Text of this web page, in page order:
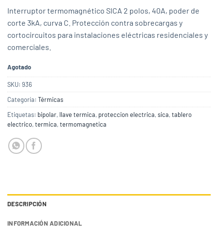
Interruptor termomagnético SICA 2 polos, 40A, poder de
corte 3kA, curva C. Protección contra sobrecargas y
cortocircuitos para instalaciones eléctricas residenciales y
comerciales.
Agotado
SKU: 936
Categoría: Térmicas
Etiquetas: bipolar, llave termica, proteccion electrica,sica,tablero
electrico,termica,termomagnetica
DESCRIPCIÓN
INFORMACIÓN ADICIONAL